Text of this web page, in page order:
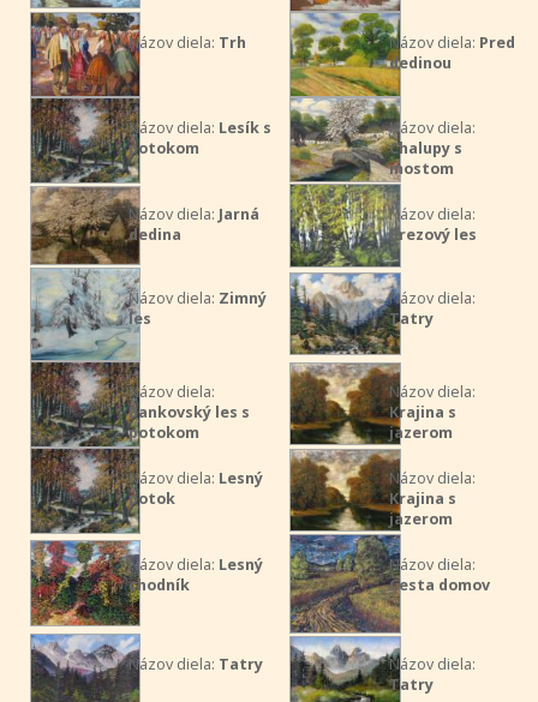
Názov diela: Trh Názov diela: Pred
dedinou
Názov diela: Lesík s
potokom
Názov diela:
Chalupy s
mostom
Názov diela: Jarná
dedina
Názov diela:
Brezový les
Názov diela: Zimný
les
Názov diela:
Tatry
Názov diela:
Bankovský les s
potokom
Názov diela:
Krajina s
jazerom
Názov diela: Lesný
potok
Názov diela:
Krajina s
jazerom
Názov diela: Lesný
chodník
Názov diela:
Cesta domov
Názov diela: Tatry
Názov diela:
Tatry